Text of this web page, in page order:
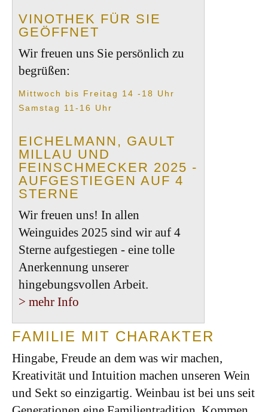
VINOTHEK FÜR SIE
GEÖFFNET
Wir freuen uns Sie persönlich zu
begrüßen:
Mittwoch bis Freitag 14 -18 Uhr
Samstag 11-16 Uhr
EICHELMANN, GAULT
MILLAU UND
FEINSCHMECKER 2025 -
AUFGESTIEGEN AUF 4
STERNE
Wir freuen uns! In allen
Weinguides 2025 sind wir auf 4
Sterne aufgestiegen - eine tolle
Anerkennung unserer
hingebungsvollen Arbeit.
> mehr Info
FAMILIE MIT CHARAKTER
Hingabe, Freude an dem was wir machen,
Kreativität und Intuition machen unseren Wein
und Sekt so einzigartig. Weinbau ist bei uns seit